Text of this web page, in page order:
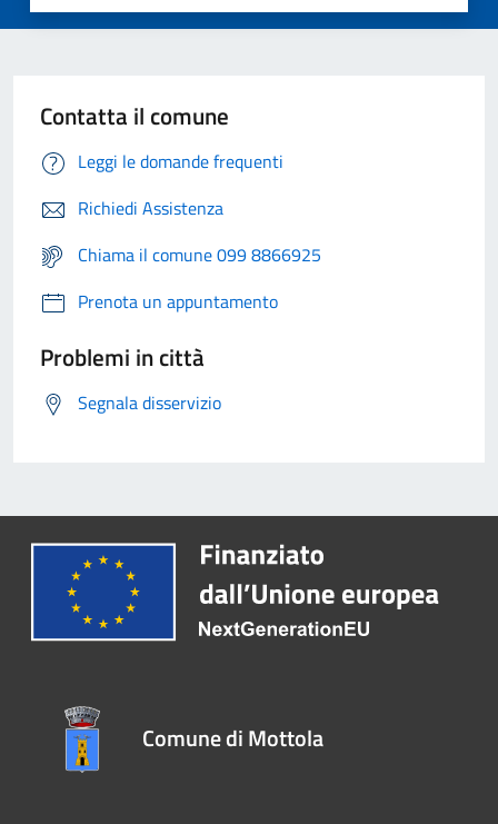
Contatta il comune
Leggi le domande frequenti
Richiedi Assistenza
Chiama il comune 099 8866925
Prenota un appuntamento
Problemi in città
Segnala disservizio
Comune di Mottola